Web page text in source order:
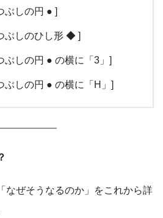
ぶしの円 ● ]
ぶしのひし形 ◆ ]
ぶしの円 ● の横に「3」]
ぶしの円 ● の横に「H」]
なぜそうなるのか」をこれから詳